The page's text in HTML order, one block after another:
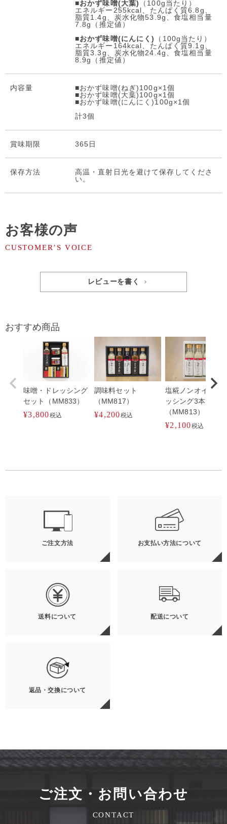
■おかず味噌(大葉)
（100g当たり）
エネルギー255kcal、たんぱく質6.8g、
脂質1.4g、炭水化物53.9g、食塩相当量
7.8g（推定値）
■おかず味噌(にんにく)
（100g当たり）
エネルギー164kcal、たんぱく質9.1g、
脂質3.3g、炭水化物24.4g、食塩相当量
8.9g（推定値）
内容量
■おかず味噌(ねぎ)100g×1個
■おかず味噌(大葉)100g×1個
■おかず味噌(にんにく)100g×1個
計3個
賞味期限 365日
保存方法
高温・直射日光を避けて保存してくださ
い。
お客様の声
レビューを書く
おすすめ商品
味噌・ドレッシング
セット（MM833）
¥3,800税込
調味料セット
（MM817）
¥4,200税込
塩糀ノンオイルド
ッシング3本セット
（MM813）
¥2,100税込
ご注文方法 お支払い方法について
送料について 配送について
返品・交換について
ご注文・お問い合わせ
CONTACT